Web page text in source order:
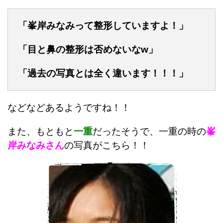
「峯岸みなみって整形していますよ！」
「目と鼻の整形は否めないなw」
「過去の写真とは全く違います！！！」
などなどあるようですね！！
また、もともと一重だったそうで、一重の時の峯
岸みなみさんの写真がこちら！！